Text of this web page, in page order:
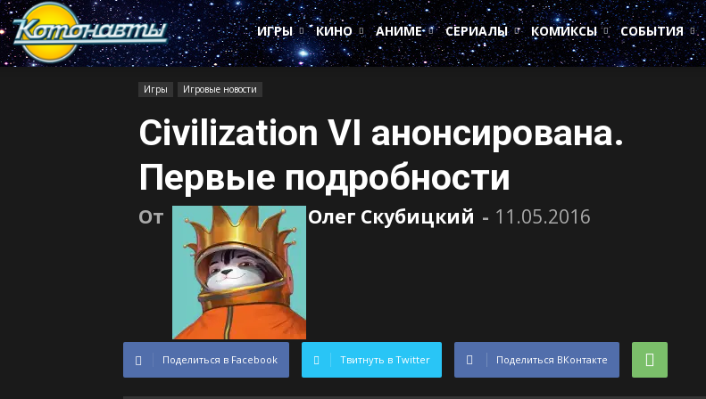
Котонавты
ИГРЫ
КИНО АНИМЕ СЕРИАЛЫ КОМИКСЫ СОБЫТИЯ
Игры Игровые новости
Civilization VI анонсирована.
Первые подробности
От Олег Скубицкий - 11.05.2016
Поделиться в Facebook Твитнуть в Twitter Поделиться ВКонтакте